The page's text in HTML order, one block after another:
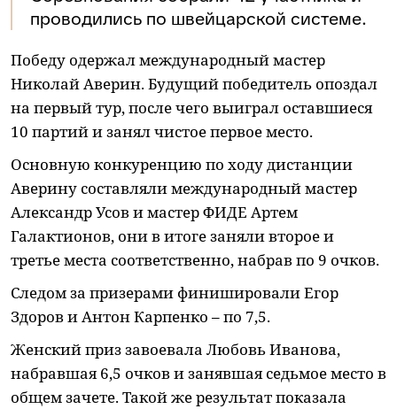
проводились по швейцарской системе.
Победу одержал международный мастер
Николай Аверин. Будущий победитель опоздал
на первый тур, после чего выиграл оставшиеся
10 партий и занял чистое первое место.
Основную конкуренцию по ходу дистанции
Аверину составляли международный мастер
Александр Усов и мастер ФИДЕ Артем
Галактионов, они в итоге заняли второе и
третье места соответственно, набрав по 9 очков.
Следом за призерами финишировали Егор
Здоров и Антон Карпенко – по 7,5.
Женский приз завоевала Любовь Иванова,
набравшая 6,5 очков и занявшая седьмое место в
общем зачете. Такой же результат показала